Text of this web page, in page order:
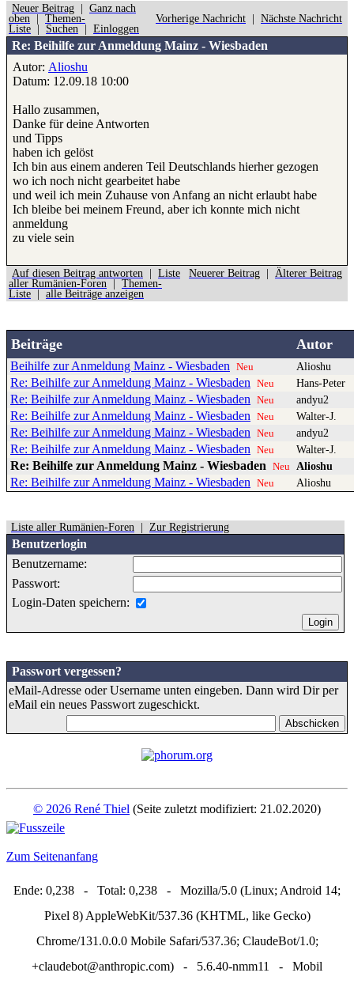
Neuer Beitrag
Ganz nach
oben
Themen-
Liste
Suchen Einloggen
Vorherige Nachricht Nächste Nachricht
Re: Beihilfe zur Anmeldung Mainz - Wiesbaden
Autor: Alioshu
Datum: 12.09.18 10:00
Hallo zusammen,
Danke für deine Antworten
und Tipps
haben ich gelöst
Ich bin aus einem anderen Teil Deutschlands hierher gezogen
wo ich noch nicht gearbeitet habe
und weil ich mein Zuhause von Anfang an nicht erlaubt habe
Ich bleibe bei meinem Freund, aber ich konnte mich nicht
anmeldung
zu viele sein
Auf diesen Beitrag antworten
Liste
aller Rumänien-Foren
Themen-
Liste
alle Beiträge anzeigen
Neuerer Beitrag Älterer Beitrag
Beiträge Autor
Beihilfe zur Anmeldung Mainz - Wiesbaden Neu Alioshu
Re: Beihilfe zur Anmeldung Mainz - Wiesbaden Neu Hans-Peter
Re: Beihilfe zur Anmeldung Mainz - Wiesbaden Neu andyu2
Re: Beihilfe zur Anmeldung Mainz - Wiesbaden Neu Walter-J.
Re: Beihilfe zur Anmeldung Mainz - Wiesbaden Neu andyu2
Re: Beihilfe zur Anmeldung Mainz - Wiesbaden Neu Walter-J.
Re: Beihilfe zur Anmeldung Mainz - Wiesbaden Neu Alioshu
Re: Beihilfe zur Anmeldung Mainz - Wiesbaden Neu Alioshu
Liste aller Rumänien-Foren Zur Registrierung
Benutzerlogin
Benutzername:
Passwort:
Login-Daten speichern:
Passwort vergessen?
eMail-Adresse oder Username unten eingeben. Dann wird Dir per
eMail ein neues Passwort zugeschickt.
© 2026 René Thiel (Seite zuletzt modifiziert: 21.02.2020)
Zum Seitenanfang
Ende: 0,238 - Total: 0,238 - Mozilla/5.0 (Linux; Android 14;
Pixel 8) AppleWebKit/537.36 (KHTML, like Gecko)
Chrome/131.0.0.0 Mobile Safari/537.36; ClaudeBot/1.0;
+claudebot@anthropic.com) - 5.6.40-nmm11 - Mobil